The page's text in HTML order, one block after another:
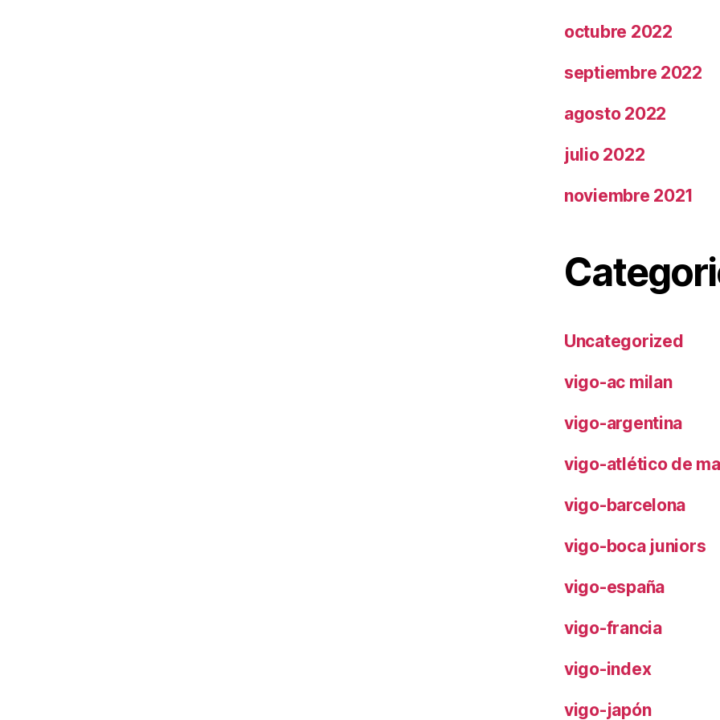
octubre 2022
septiembre 2022
agosto 2022
julio 2022
noviembre 2021
Uncategorized
vigo-ac milan
vigo-argentina
vigo-atlético de
vigo-barcelona
vigo-boca juniors
vigo-españa
vigo-francia
vigo-index
vigo-japón